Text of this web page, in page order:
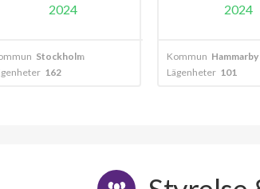
Kommun Hammarby sjöstad
Lägenheter
Kommun
Lägenheter